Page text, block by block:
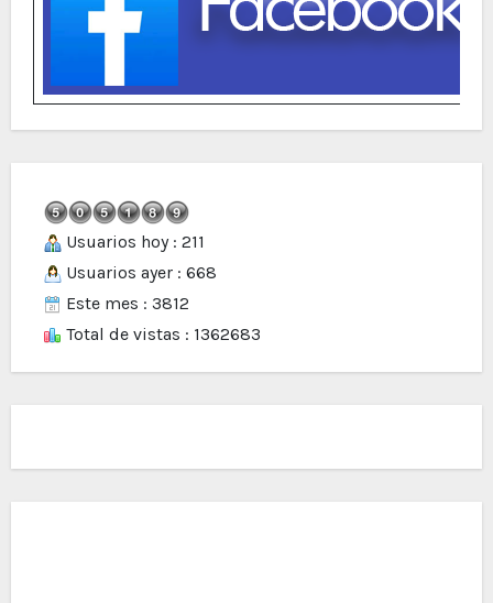
Usuarios hoy : 211
Usuarios ayer : 668
Este mes : 3812
Total de vistas : 1362683